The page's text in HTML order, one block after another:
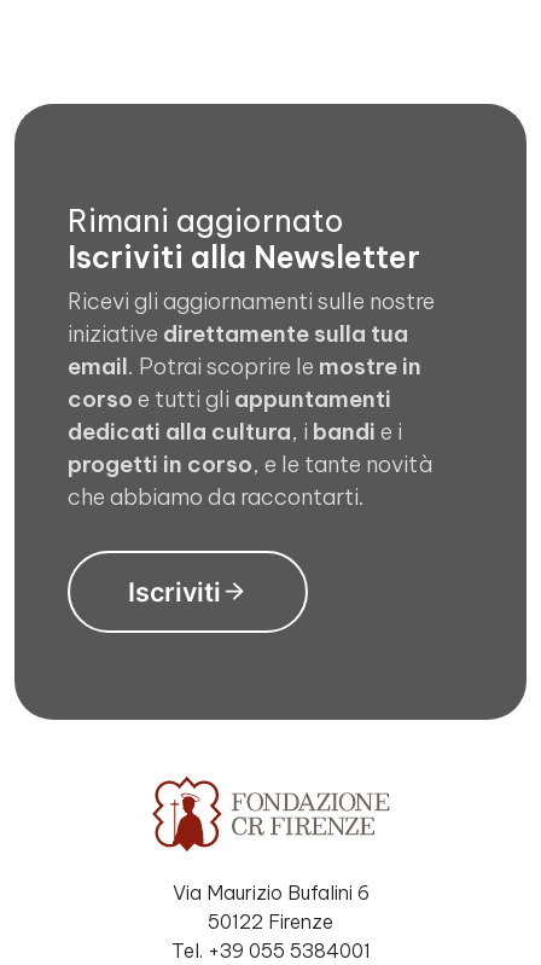
Rimani aggiornato
Iscriviti alla Newsletter
Ricevi gli aggiornamenti sulle nostre
iniziative direttamente sulla tua
email. Potrai scoprire le mostre in
corso e tutti gli appuntamenti
dedicati alla cultura, i bandi e i
progetti in corso, e le tante novità
che abbiamo da raccontarti.
Iscriviti
Via Maurizio Bufalini 6
50122 Firenze
Tel. +39 055 5384001